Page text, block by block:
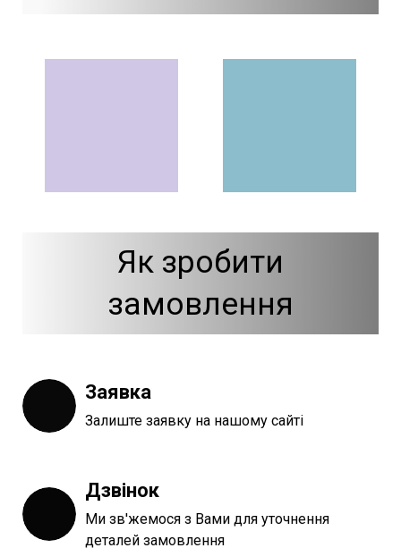
Як зробити
замовлення
Заявка
Залиште заявку на нашому сайті
Дзвінок
Ми зв'жемося з Вами для уточнення
деталей замовлення